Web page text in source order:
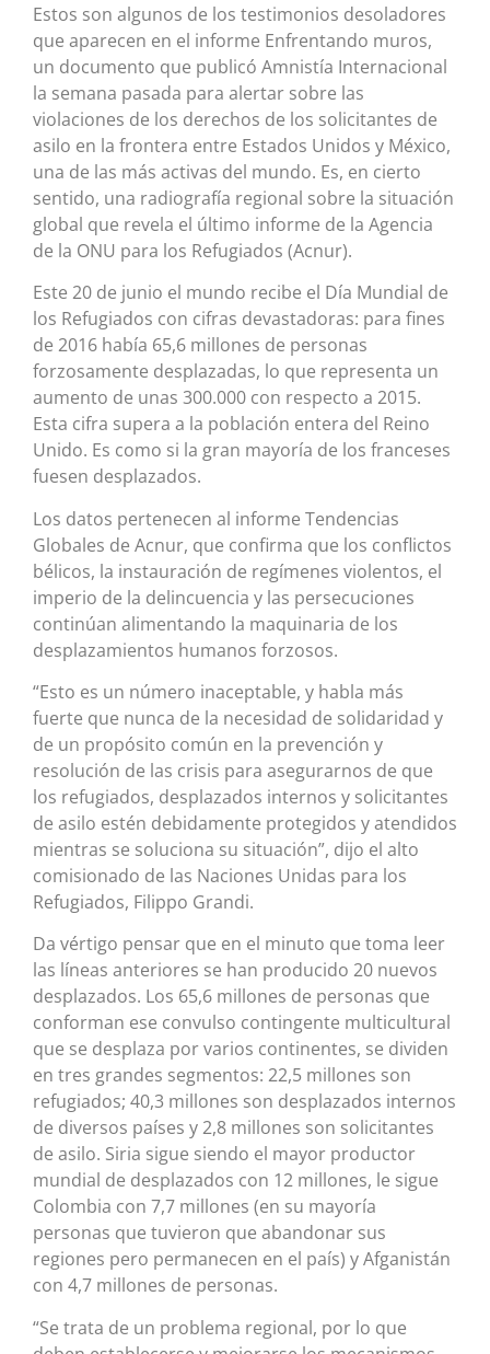
Estos son algunos de los testimonios desoladores
que aparecen en el informe Enfrentando muros,
un documento que publicó Amnistía Internacional
la semana pasada para alertar sobre las
violaciones de los derechos de los solicitantes de
asilo en la frontera entre Estados Unidos y México,
una de las más activas del mundo. Es, en cierto
sentido, una radiografía regional sobre la situación
global que revela el último informe de la Agencia
de la ONU para los Refugiados (Acnur).
Este 20 de junio el mundo recibe el Día Mundial de
los Refugiados con cifras devastadoras: para fines
de 2016 había 65,6 millones de personas
forzosamente desplazadas, lo que representa un
aumento de unas 300.000 con respecto a 2015.
Esta cifra supera a la población entera del Reino
Unido. Es como si la gran mayoría de los franceses
fuesen desplazados.
Los datos pertenecen al informe Tendencias
Globales de Acnur, que confirma que los conflictos
bélicos, la instauración de regímenes violentos, el
imperio de la delincuencia y las persecuciones
continúan alimentando la maquinaria de los
desplazamientos humanos forzosos.
“Esto es un número inaceptable, y habla más
fuerte que nunca de la necesidad de solidaridad y
de un propósito común en la prevención y
resolución de las crisis para asegurarnos de que
los refugiados, desplazados internos y solicitantes
de asilo estén debidamente protegidos y atendidos
mientras se soluciona su situación”, dijo el alto
comisionado de las Naciones Unidas para los
Refugiados, Filippo Grandi.
Da vértigo pensar que en el minuto que toma leer
las líneas anteriores se han producido 20 nuevos
desplazados. Los 65,6 millones de personas que
conforman ese convulso contingente multicultural
que se desplaza por varios continentes, se dividen
en tres grandes segmentos: 22,5 millones son
refugiados; 40,3 millones son desplazados internos
de diversos países y 2,8 millones son solicitantes
de asilo. Siria sigue siendo el mayor productor
mundial de desplazados con 12 millones, le sigue
Colombia con 7,7 millones (en su mayoría
personas que tuvieron que abandonar sus
regiones pero permanecen en el país) y Afganistán
con 4,7 millones de personas.
“Se trata de un problema regional, por lo que